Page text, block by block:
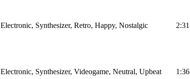
Electronic, Synthesizer, Retro, Happy, Nostalgic 2:31
Electronic, Synthesizer, Videogame, Neutral, Upbeat 1:36